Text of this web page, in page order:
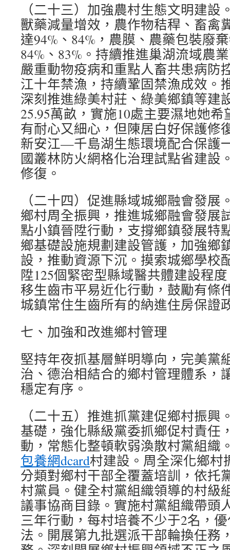
（二十三）加強農村生態文明建設
獸藥減量增效，農作物秸稈、畜禽
達94%、84%，農膜、農藥包裝廢
84%、83%。持續推進巢湖流域農
嚴重動物疫病和重點人畜共患病防
江十年禁漁，持續鞏固禁漁成效。
深刻推進綠美村莊、綠美鄉鎮等建
25.95萬畝，實施10處主要濕地她
有耐心又細心，但陳居白好保護修
新安江—千島湖生態環境配合保護
國叢林防火網格化治理試點省建設
修復。
（二十四）促進縣域城鄉融會發展
鄉村周全振興，推進城鄉融會發展
點小鎮晉陞行動，支撐鄉鎮發展特
鄉基礎設施規劃建設管護，加強鄉
設，推動資源下沉。摸索城鄉學校
陞125個緊密型縣域醫共體建設程
移生齒市平易近化行動，鼓勵有條
城鎮常住生齒所有的納進住房保證
七、加強和改進鄉村管理
堅持年夜抓基層鮮明導向，完美黨
治、德治相結合的鄉村管理體系，
穩定有序。
（二十五）推進抓黨建促鄉村振興
基礎，強化縣級黨委抓鄉促村責任
動，常態化整頓軟弱渙散村黨組織
包養網dcard村建設。周全深化鄉村
分類對鄉村干部全覆蓋培訓，依托
村黨員。健全村黨組織領導的村級
議事協商目錄。實施村黨組織帶頭
三年行動，每村培養不少于2名，
法。開展第九批選派干部輪換任務